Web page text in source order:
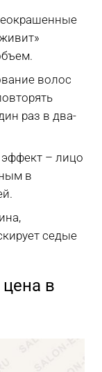
волос
раз в два-
– лицо
в
седые
в